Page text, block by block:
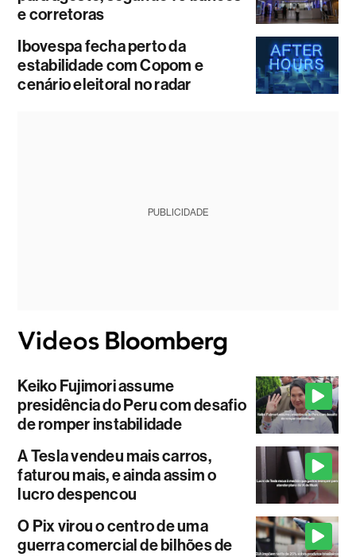
e corretoras
Ibovespa fecha perto da
estabilidade com Copom e
cenário eleitoral no radar
PUBLICIDADE
Keiko Fujimori assume
presidência do Peru com desafio
de romper instabilidade
A Tesla vendeu mais carros,
faturou mais, e ainda assim o
lucro despencou
O Pix virou o centro de uma
guerra comercial de bilhões de